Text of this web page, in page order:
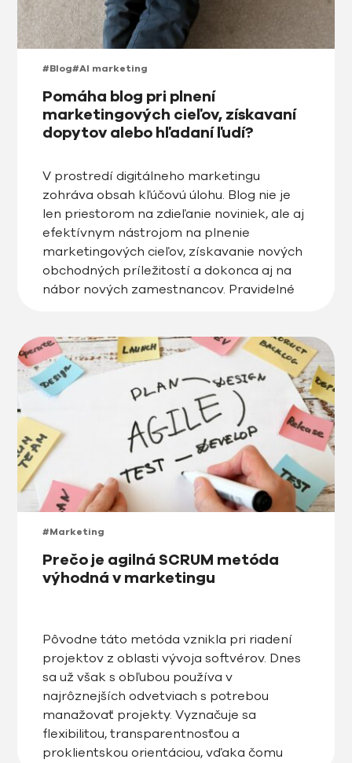
#Blog#AI marketing
Pomáha blog pri plnení
marketingových cieľov, získavaní
dopytov alebo hľadaní ľudí?
V prostredí digitálneho marketingu
zohráva obsah kľúčovú úlohu. Blog nie je
len priestorom na zdieľanie noviniek, ale aj
efektívnym nástrojom na plnenie
marketingových cieľov, získavanie nových
obchodných príležitostí a dokonca aj na
nábor nových zamestnancov. Pravidelné
budovať dôveru u zákazníkov a osloviť
správnych ľudí. Ako teda využiť […]
#Marketing
Prečo je agilná SCRUM metóda
výhodná v marketingu
Pôvodne táto metóda vznikla pri riadení
projektov z oblasti vývoja softvérov. Dnes
sa už však s obľubou používa v
najrôznejších odvetviach s potrebou
manažovať projekty. Vyznačuje sa
flexibilitou, transparentnosťou a
proklientskou orientáciou, vďaka čomu